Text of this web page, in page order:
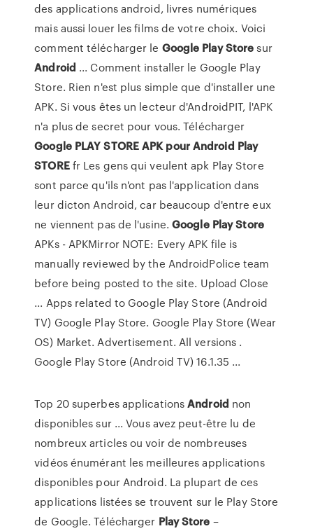
des applications android, livres numériques
mais aussi louer les films de votre choix. Voici
comment télécharger le Google Play Storesur
Android ... Comment installer le Google Play
Store. Rien n'est plus simple que d'installer une
APK. Si vous êtes un lecteur d'AndroidPIT, l'APK
n'a plus de secret pour vous. Télécharger
Google PLAY STORE APK pour Android Play
STOREfr Les gens qui veulent apk Play Store
sont parce qu'ils n'ont pas l'application dans
leur dicton Android, car beaucoup d'entre eux
ne viennent pas de l'usine.Google PlayStore
APKs - APKMirror NOTE: Every APK file is
manually reviewed by the AndroidPolice team
before being posted to the site. Upload Close
... Apps related to Google Play Store (Android
TV) Google Play Store. Google Play Store (Wear
OS) Market. Advertisement. All versions .
Google Play Store (Android TV) 16.1.35 ...
Top 20 superbes applicationsAndroid non
disponibles sur ... Vous avez peut-être lu de
nombreux articles ou voir de nombreuses
vidéos énumérant les meilleures applications
disponibles pour Android. La plupart de ces
applications listées se trouvent sur le Play Store
de Google. Télécharger PlayStore –